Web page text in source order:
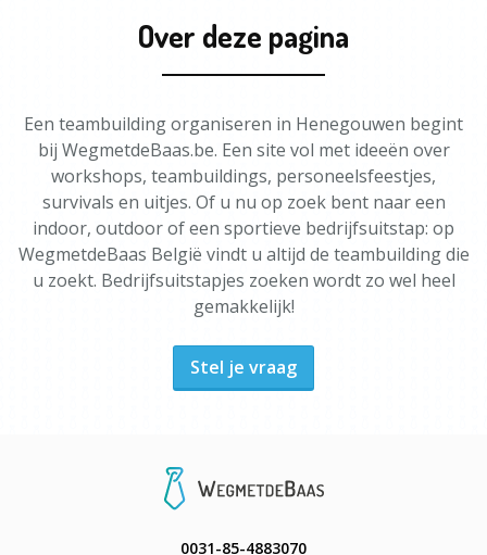
Over deze pagina
Een teambuilding organiseren in Henegouwen begint
bij WegmetdeBaas.be. Een site vol met ideeën over
workshops, teambuildings, personeelsfeestjes,
survivals en uitjes. Of u nu op zoek bent naar een
indoor, outdoor of een sportieve bedrijfsuitstap: op
WegmetdeBaas België vindt u altijd de teambuilding die
u zoekt. Bedrijfsuitstapjes zoeken wordt zo wel heel
gemakkelijk!
Stel je vraag
0031-85-4883070